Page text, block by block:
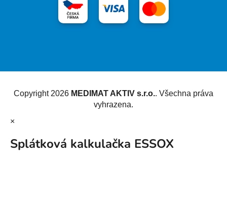
Copyright 2026 MEDIMAT AKTIV s.r.o.. Všechna práva
vyhrazena.
×
Splátková kalkulačka ESSOX